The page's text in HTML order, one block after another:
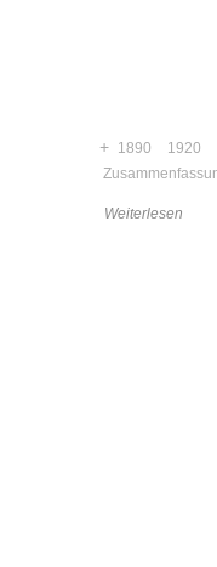
+ 1890 1920
Weiterlesen